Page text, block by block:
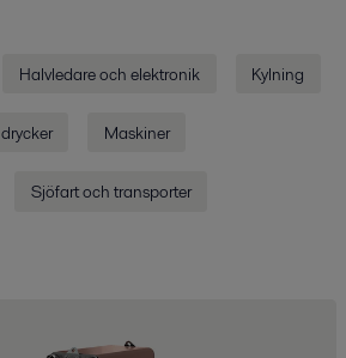
Halvledare och elektronik Kylning
Maskiner
Sjöfart och transporter